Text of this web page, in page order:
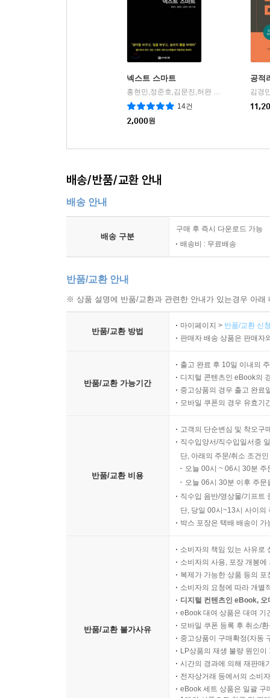
넥스트 스마트
마이디팟
14건
2,000원
공적
김경
배송/반품/교환 안내
배송 안내
배송 구분
구매 후 즉시 다운로드 가능
배송비 : 무료배송
반품/교환 안내
※ 상품 설명에 반품/교환과 관련한 안내가 있는경우 아
반품/교환 방법
마이페이지 > 반품/교환 신
판매자 배송 상품은 판매자
반품/교환 가능기간
출고 완료 후 10일 이내의
디지털 콘텐츠인 eBook의
중고상품의 경우 출고 완료
모바일 쿠폰의 경우 유효기
반품/교환 비용
고객의 단순변심 및 착오구
직수입양서/직수입일서중
단, 아래의 주문/취소 조건
오늘 00시 ~ 06시 30분
오늘 06시 30분 이후 주
직수입 음반/영상물/기프트
단, 당일 00시~13시 사이의
박스 포장은 택배 배송이
반품/교환 불가사유
소비자의 책임 있는 사유로
소비자의 사용, 포장 개봉
복제가 가능한 상품 등의
소비자의 요청에 따라 개별
디지털 컨텐츠인 eBook,
eBook 대여 상품은 대여 기
모바일 쿠폰 등록 후 취소/
중고상품이 구매확정(자동
LP상품의 재생 불량 원인
시간의 경과에 의해 재판매
전자상거래 등에서의 소비
eBook 세트 상품은 일괄 구